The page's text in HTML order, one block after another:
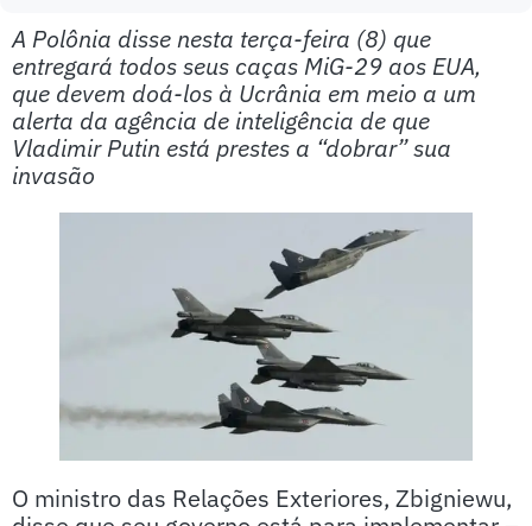
A Polônia disse nesta terça-feira (8) que
entregará todos seus caças MiG-29 aos EUA,
que devem doá-los à Ucrânia em meio a um
alerta da agência de inteligência de que
Vladimir Putin está prestes a “dobrar” sua
invasão
O ministro das Relações Exteriores, Zbigniewu,